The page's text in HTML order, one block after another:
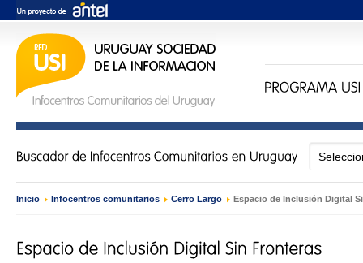
Inicio › Infocentros comunitarios › Cerro Largo › Espacio de Inclusión Digital